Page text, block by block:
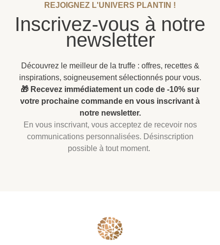
REJOIGNEZ L'UNIVERS PLANTIN !
Inscrivez-vous à notre
newsletter
Découvrez le meilleur de la truffe : offres, recettes &
inspirations, soigneusement sélectionnés pour vous.
🎁 Recevez immédiatement un code de -10% sur
votre prochaine commande en vous inscrivant à
notre newsletter.
En vous inscrivant, vous acceptez de recevoir nos
communications personnalisées. Désinscription
possible à tout moment.